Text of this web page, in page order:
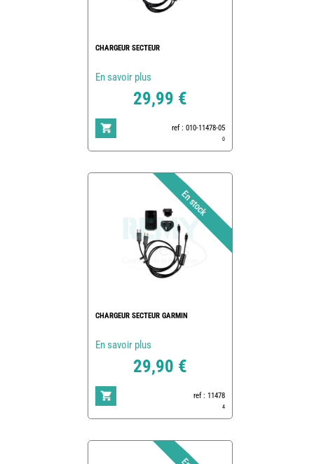
CHARGEUR SECTEUR
En savoir plus
29,99 €
ref : 010-11478-05
0
CHARGEUR SECTEUR GARMIN
En savoir plus
29,90 €
ref : 11478
4